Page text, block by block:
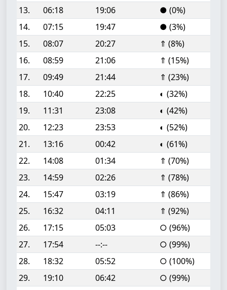
13.
06:18 19:06
● (0%)
14.
07:15 19:47
● (3%)
15.
08:07 20:27
⇑ (8%)
16.
08:59 21:06
⇑ (15%)
17.
09:49 21:44
⇑ (23%)
18.
10:40 22:25
◐ (32%)
19.
11:31 23:08
◐ (42%)
20.
12:23 23:53
◐ (52%)
21.
13:16 00:42
◐ (61%)
22.
14:08 01:34
⇑ (70%)
23.
14:59 02:26
⇑ (78%)
24.
15:47 03:19
⇑ (86%)
25.
16:32 04:11
⇑ (92%)
26.
17:15 05:03
○ (96%)
27.
17:54 --:--
○ (99%)
28.
18:32 05:52
○ (100%)
29.
19:10 06:42
○ (99%)